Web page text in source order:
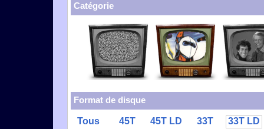
Catégorie
Format de disque
Tous 45T 45T LD 33T
33T LD